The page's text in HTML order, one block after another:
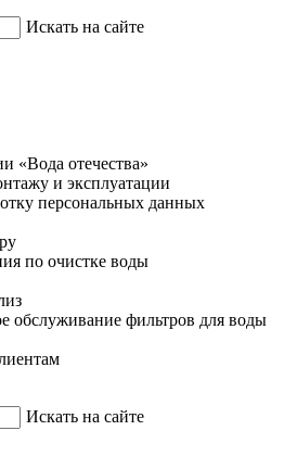
Искать на сайте
«Вода отечества»
и эксплуатации
персональных данных
по очистке воды
обслуживание фильтров для воды
Искать на сайте